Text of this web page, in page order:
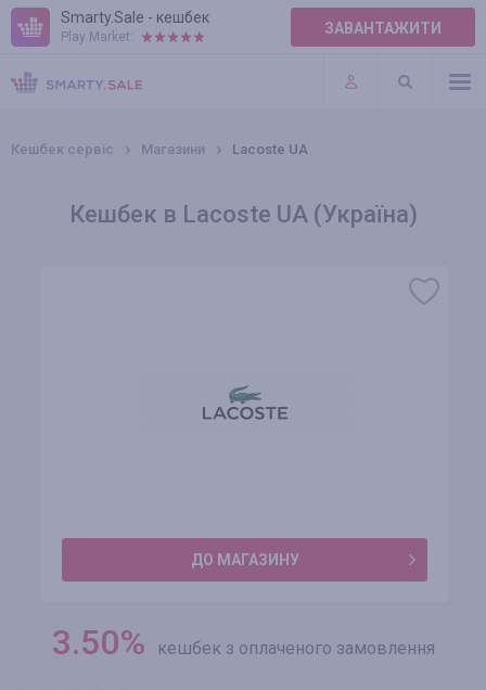
Smarty.Sale - кешбек
Play Market: ЗАВАНТАЖИТИ
ПРАВИЛА
ПЛАГІНИ
Кешбек сервіс Магазини Lacoste UA
Кешбек в Lacoste UA (Україна)
ДО МАГАЗИНУ
3.50% кешбек з оплаченого замовлення